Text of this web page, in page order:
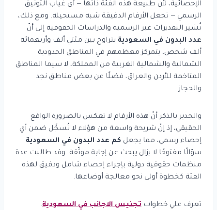
الإحصائية، لأنّ طبيعة هذه الفئة ذاتها — أي غياب التوثيق
الرسمي — تجعل الأرقام الدقيقة شبه مستحيلة. ومع ذلك،
تُشير التقديرات غير الرسمية والدراسات الحقوقية إلى أنّ
عدد البدون في السعودية يتراوح بين مئتي ألف وأربعمائة
ألف شخص، يتمركز معظمهم في المناطق الحدودية
الشمالية والشمالية الغربية من المملكة، لا سيما المناطق
المتاخمة للأردن والعراق، فضلًا عن بعض مناطق نجد
والحجاز.
والجدير بالذكر أنّ هذه الأرقام لا تعكس بالضرورة الواقع
الحقيقي، إذ إنّ شريحة واسعة من هؤلاء لا تُسجَّل ضمن أي
إحصاء رسمي، مما يجعل كم عدد البدون في السعودية
سؤالًا مفتوحًا لا يزال يبحث عن إجابة موثّقة. وقد طالبت عدة
منظمات حقوقية دولية بإجراء إحصاء شامل ودقيق لهذه
الفئة كخطوة أولى نحو معالجة أوضاعها.
تعرف علي خطوات تجنيس الاجانب في السعودية.